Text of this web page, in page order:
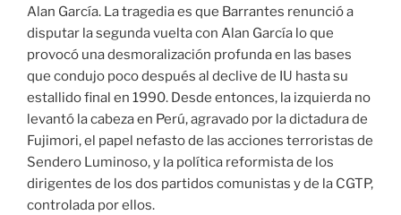
Alan García. La tragedia es que Barrantes renunció a
disputar la segunda vuelta con Alan García lo que
provocó una desmoralización profunda en las bases
que condujo poco después al declive de IU hasta su
estallido final en 1990. Desde entonces, la izquierda no
levantó la cabeza en Perú, agravado por la dictadura de
Fujimori, el papel nefasto de las acciones terroristas de
Sendero Luminoso, y la política reformista de los
dirigentes de los dos partidos comunistas y de la CGTP,
controlada por ellos.